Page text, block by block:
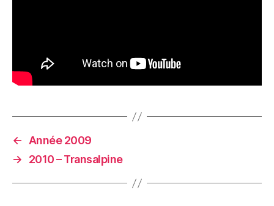
←
Année 2009
→
2010 – Transalpine